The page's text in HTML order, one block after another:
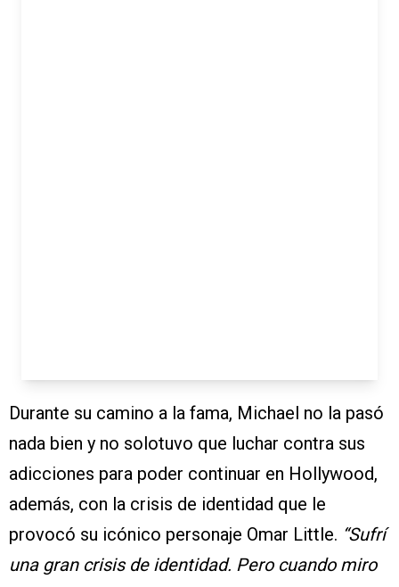
Durante su camino a la fama, Michael no la pasó
nada bien y no solotuvo que luchar contra sus
adicciones para poder continuar en Hollywood,
además, con la crisis de identidad que le
provocó su icónico personaje Omar Little. “Sufrí
una gran crisis de identidad. Pero cuando miro